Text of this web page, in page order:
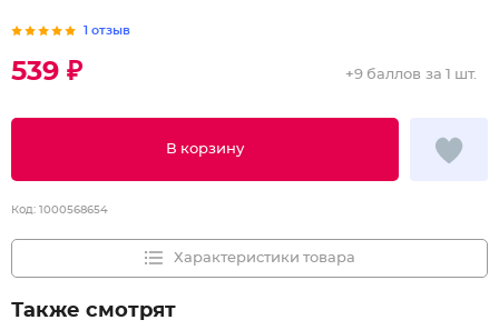
1 отзыв
539 ₽
В корзину
+9 баллов за 1 шт.
Код: 1000568654
Характеристики товара
Также смотрят